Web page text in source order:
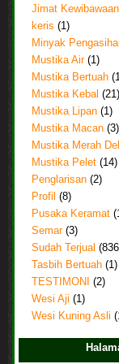
Jimat Kewibawaan
keris (1)
Minyak
Mustika Air (1)
Mustika Bertuah
Mustika Kebal (21)
Mustika Lipan (1)
Mustika Macan (3)
Mustika Merah
Mustika Pelet (14)
Penglarisan (2)
Profil (8)
Pusaka Keramat
Semar (3)
Sudah Terjual
Tasbih Bertuah (1)
TESTIMONI
(2)
Wesi Aji (1)
Wesi Kuning Asli